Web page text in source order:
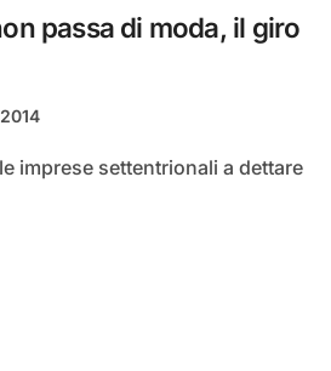
passa di moda, il giro